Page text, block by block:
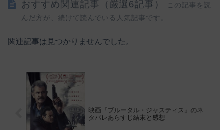
おすすめ関連記事（厳選6記事）
この記事を読
んだ方が、続けて読んでいる人気記事です。
関連記事は見つかりませんでした。
映画『ブルータル・ジャスティス』のネ
タバレあらすじ結末と感想